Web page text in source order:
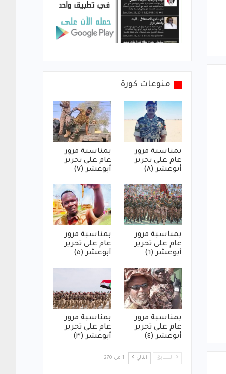
منوعات كورة
بمناسبة مرور
عام على تحرير
أبوعشر (٨)
بمناسبة مرور
عام على تحرير
أبوعشر (٧)
بمناسبة مرور
عام على تحرير
أبوعشر (٦)
بمناسبة مرور
عام على تحرير
أبوعشر (٥)
بمناسبة مرور
عام على تحرير
أبوعشر (٤)
بمناسبة مرور
عام على تحرير
أبوعشر (٣)
السابق التالي 1 من 270